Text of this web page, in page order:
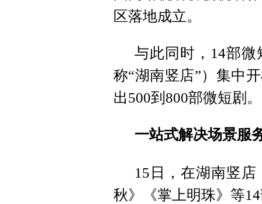
区落地成立。
与此同时，14部
称“湖南竖店”）集中
出500到800部微短剧。
一站式解决场景服
15日，在湖南竖
秋》《掌上明珠》等